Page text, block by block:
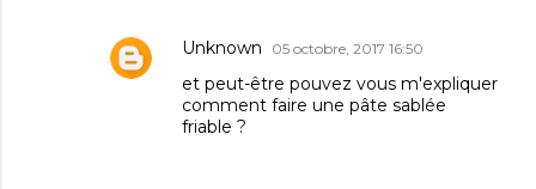
Unknown 05 octobre, 2017 16:50
et peut-être pouvez vous m'expliquer
comment faire une pâte sablée
friable ?